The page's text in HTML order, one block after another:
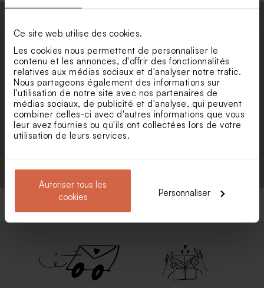
Ce site web utilise des cookies.
Les cookies nous permettent de personnaliser le
contenu et les annonces, d'offrir des fonctionnalités
relatives aux médias sociaux et d'analyser notre trafic.
Nous partageons également des informations sur
l'utilisation de notre site avec nos partenaires de
médias sociaux, de publicité et d'analyse, qui peuvent
combiner celles-ci avec d'autres informations que vous
leur avez fournies ou qu'ils ont collectées lors de votre
utilisation de leurs services.
Autoriser tous les
cookies
Personnaliser
Valisette personnalisable
Valisette dinosaure
géométrique
Abonnez-vous à la newsletter et restez
de réduction.
Prénom
E-mail